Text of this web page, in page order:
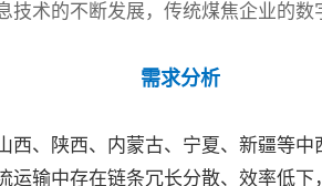
术的不断发展，传统煤焦企业的
需求分析
、陕西、内蒙古、宁夏、新疆等
输中存在链条冗长分散、效率低